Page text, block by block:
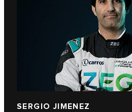
SERGIO JIMENEZ